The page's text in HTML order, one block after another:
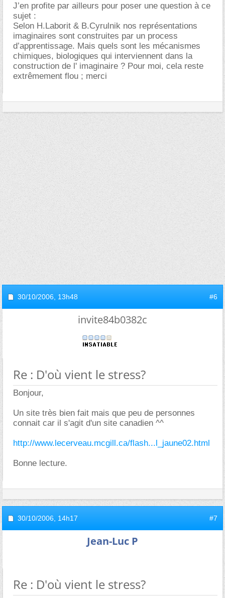
J’en profite par ailleurs pour poser une question à ce
sujet :
Selon H.Laborit & B.Cyrulnik nos représentations
imaginaires sont construites par un process
d’apprentissage. Mais quels sont les mécanismes
chimiques, biologiques qui interviennent dans la
construction de l' imaginaire ? Pour moi, cela reste
extrêmement flou ; merci
30/10/2006, 13h48 #6
invite84b0382c
Re : D'où vient le stress?
Bonjour,
Un site très bien fait mais que peu de personnes
connait car il s'agit d'un site canadien ^^
http://www.lecerveau.mcgill.ca/flash...l_jaune02.html
Bonne lecture.
30/10/2006, 14h17 #7
Jean-Luc P
Re : D'où vient le stress?